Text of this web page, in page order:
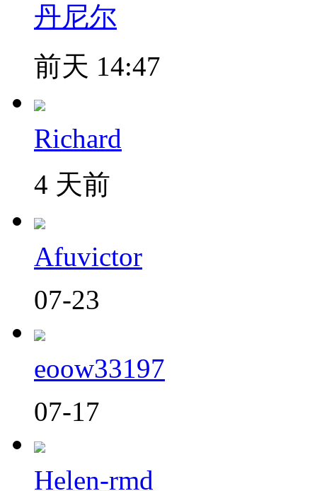
丹尼尔
前天 14:47
Richard
4 天前
Afuvictor
07-23
eoow33197
07-17
Helen-rmd